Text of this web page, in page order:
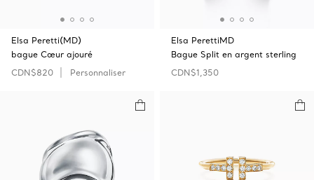
Elsa Peretti(MD)
bague Cœur ajouré
CDN$820
Personnaliser
Elsa PerettiMD
Bague Split en argent sterling
CDN$1,350